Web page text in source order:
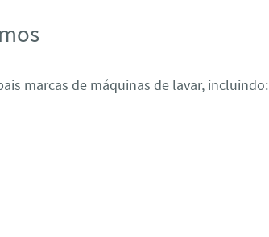
marcas de máquinas de lavar, incluindo: